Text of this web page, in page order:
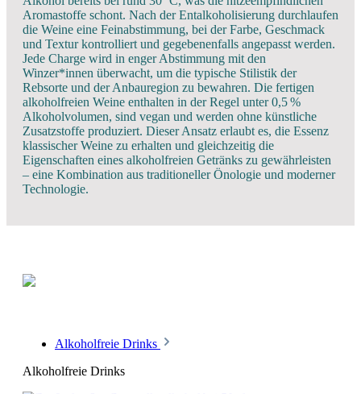
Aromastoffe schont. Nach der Entalkoholisierung durchlaufen
die Weine eine Feinabstimmung, bei der Farbe, Geschmack
und Textur kontrolliert und gegebenenfalls angepasst werden.
Jede Charge wird in enger Abstimmung mit den
Winzer*innen überwacht, um die typische Stilistik der
Rebsorte und der Anbauregion zu bewahren. Die fertigen
alkoholfreien Weine enthalten in der Regel unter 0,5 %
Alkoholvolumen, sind vegan und werden ohne künstliche
Zusatzstoffe produziert. Dieser Ansatz erlaubt es, die Essenz
klassischer Weine zu erhalten und gleichzeitig die
Eigenschaften eines alkoholfreien Getränks zu gewährleisten
– eine Kombination aus traditioneller Önologie und moderner
Technologie.
Alkoholfreie Drinks
Alkoholfreie Drinks